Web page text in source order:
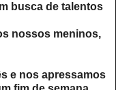
busca de talentos
nossos meninos,
e nos apressamos